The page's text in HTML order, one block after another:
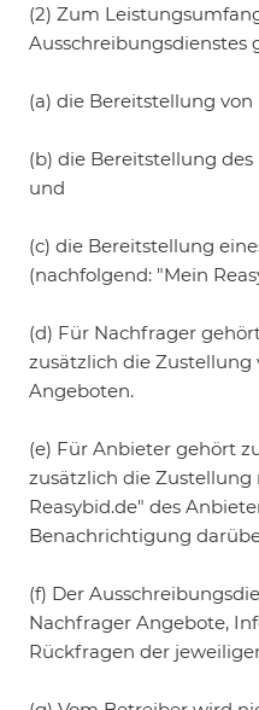
(2) Zum
Ausschreibungsdienstes
(a) die Bereitstellung von
(b) die Bereitstellung
und
(c) die Bereitstellung
(nachfolgend: "Mein
(d) Für Nachfrager
zusätzlich die
Angeboten.
(e) Für Anbieter gehört
zusätzlich die
Reasybid.de" des
Benachrichtigung
(f) Der
Nachfrager Angebote,
Rückfragen der